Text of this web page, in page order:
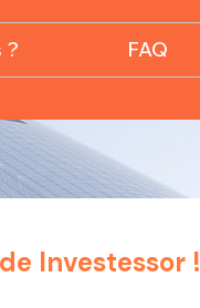
? FAQ
Investessor !